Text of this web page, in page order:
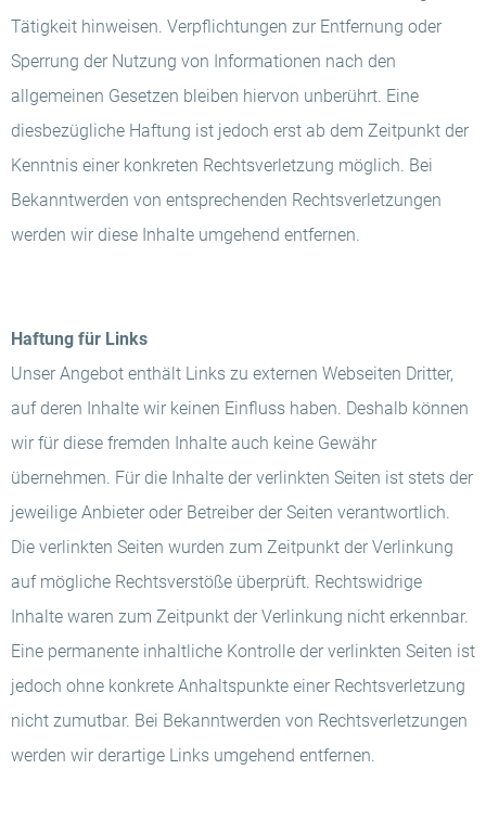
Tätigkeit hinweisen. Verpflichtungen zur Entfernung oder
Sperrung der Nutzung von Informationen nach den
allgemeinen Gesetzen bleiben hiervon unberührt. Eine
diesbezügliche Haftung ist jedoch erst ab dem Zeitpunkt der
Kenntnis einer konkreten Rechtsverletzung möglich. Bei
Bekanntwerden von entsprechenden Rechtsverletzungen
werden wir diese Inhalte umgehend entfernen.
Haftung für Links
Unser Angebot enthält Links zu externen Webseiten Dritter,
auf deren Inhalte wir keinen Einfluss haben. Deshalb können
wir für diese fremden Inhalte auch keine Gewähr
übernehmen. Für die Inhalte der verlinkten Seiten ist stets der
jeweilige Anbieter oder Betreiber der Seiten verantwortlich.
Die verlinkten Seiten wurden zum Zeitpunkt der Verlinkung
auf mögliche Rechtsverstöße überprüft. Rechtswidrige
Inhalte waren zum Zeitpunkt der Verlinkung nicht erkennbar.
Eine permanente inhaltliche Kontrolle der verlinkten Seiten ist
jedoch ohne konkrete Anhaltspunkte einer Rechtsverletzung
nicht zumutbar. Bei Bekanntwerden von Rechtsverletzungen
werden wir derartige Links umgehend entfernen.